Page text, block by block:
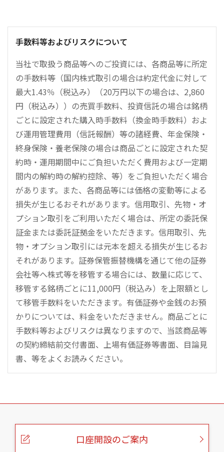
手数料等およびリスクについて
当社で取扱う商品等へのご投資には、各商品等に所定
の手数料等（国内株式取引の場合は約定代金に対して
最大1.43％（税込み）（20万円以下の場合は、2,860
円（税込み））の売買手数料、投資信託の場合は銘柄
ごとに設定された購入時手数料（換金時手数料）およ
び運用管理費用（信託報酬）等の諸経費、年金保険・
終身保険・養老保険の場合は商品ごとに設定された契
約時・運用期間中にご負担いただく費用および一定期
間内の解約時の解約控除、等）をご負担いただく場合
があります。また、各商品等には価格の変動等による
損失が生じるおそれがあります。信用取引、先物・オ
プション取引をご利用いただく場合は、所定の委託保
証金または委託証拠金をいただきます。信用取引、先
物・オプション取引には元本を超える損失が生じるお
それがあります。証券保管振替機構を通じて他の証券
会社等へ株式等を移管する場合には、数量に応じて、
移管する銘柄ごとに11,000円（税込み）を上限額とし
て移管手数料をいただきます。有価証券や金銭のお預
かりについては、料金をいただきません。商品ごとに
手数料等およびリスクは異なりますので、当該商品等
の契約締結前交付書面、上場有価証券等書面、目論見
書、等をよくお読みください。
こ
口座開設のご案内